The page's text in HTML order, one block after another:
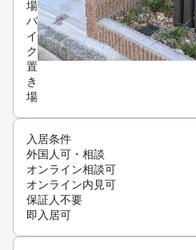
場
バ
イ
ク
置
き
場
入居条件
外国人可・相談
オンライン相談可
オンライン内見可
保証人不要
即入居可